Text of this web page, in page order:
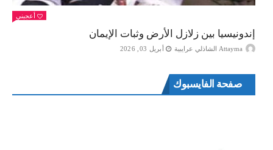
أعجبني
إندونيسيا بين زلازل الأرض وثبات الإيمان
Attayma الشاذلي عرايبية أبريل 03, 2026
صفحة الفايسبوك